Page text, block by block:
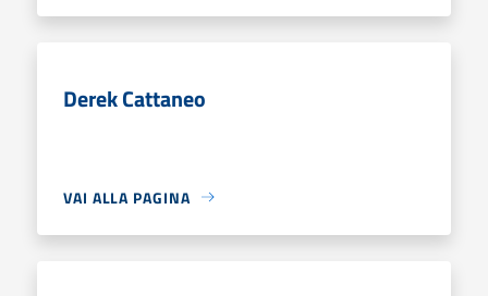
Derek Cattaneo
VAI ALLA PAGINA